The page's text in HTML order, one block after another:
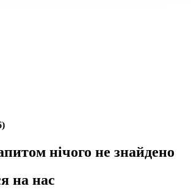
нічого не знайдено
на нас